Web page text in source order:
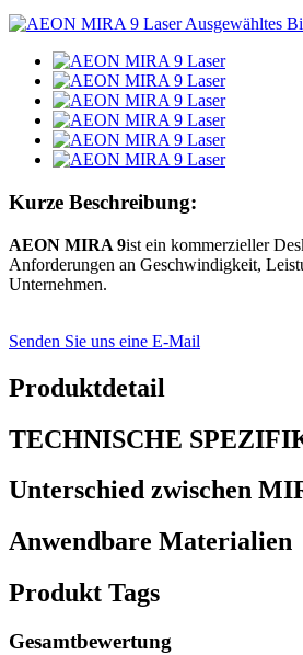
Kurze Beschreibung:
AEON MIRA 9ist ein kommerzieller
Anforderungen an Geschwindigkeit,
Unternehmen.
Senden Sie uns eine E-Mail
Produktdetail
TECHNISCHE
Unterschied zwischen
Anwendbare Materialien
Produkt Tags
Gesamtbewertung